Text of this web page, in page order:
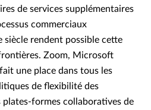
de services supplémentaires
commerciaux
siècle rendent possible cette
Zoom, Microsoft
une place dans tous les
de flexibilité des
formes collaboratives de